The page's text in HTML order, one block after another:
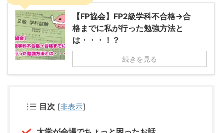
【FP協会】FP2級学科不合格→合
格までに私が行った勉強方法と
は・・・！？
続きを見る
目次 [非表示]